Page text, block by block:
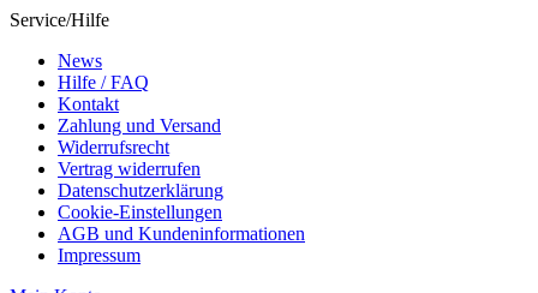
Service/Hilfe
News
Hilfe / FAQ
Kontakt
Zahlung und Versand
Widerrufsrecht
Vertrag widerrufen
Datenschutzerklärung
Cookie-Einstellungen
AGB und Kundeninformationen
Impressum